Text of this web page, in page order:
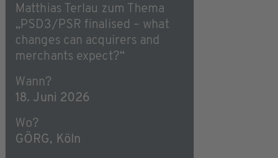
Matthias Terlau zum Thema
„PSD3/PSR finalised – what
changes can acquirers and
merchants expect?“
Wann?
18. Juni 2026
Wo?
GÖRG, Köln